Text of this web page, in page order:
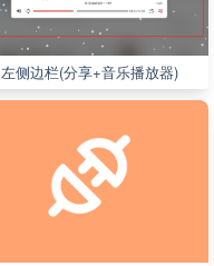
左侧边栏(分享+音乐播放器)